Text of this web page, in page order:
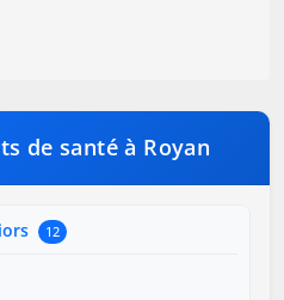
de santé à Royan
12